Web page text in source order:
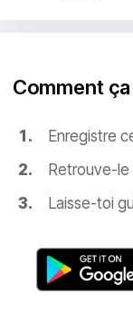
Comment
Enregistre
Retrouve-le
Laisse-toi